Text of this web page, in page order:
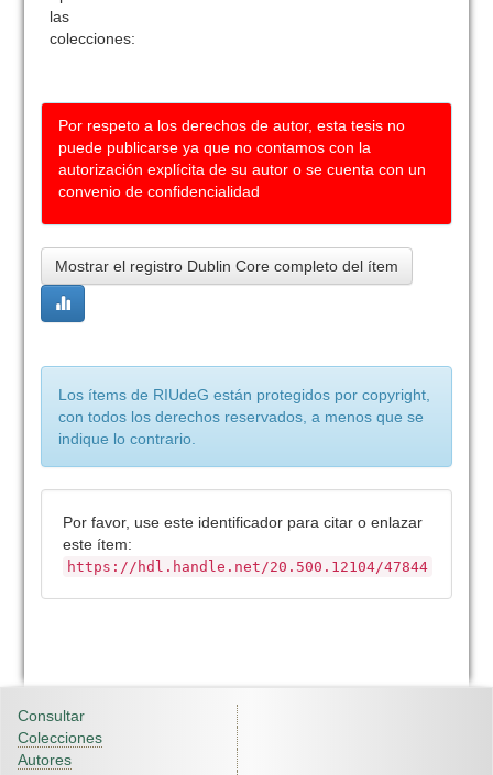
las
colecciones:
Por respeto a los derechos de autor, esta tesis no
puede publicarse ya que no contamos con la
autorización explícita de su autor o se cuenta con un
convenio de confidencialidad
Mostrar el registro Dublin Core completo del ítem
Los ítems de RIUdeG están protegidos por copyright,
con todos los derechos reservados, a menos que se
indique lo contrario.
Por favor, use este identificador para citar o enlazar
este ítem:
https://hdl.handle.net/20.500.12104/47844
Consultar
Colecciones
Autores